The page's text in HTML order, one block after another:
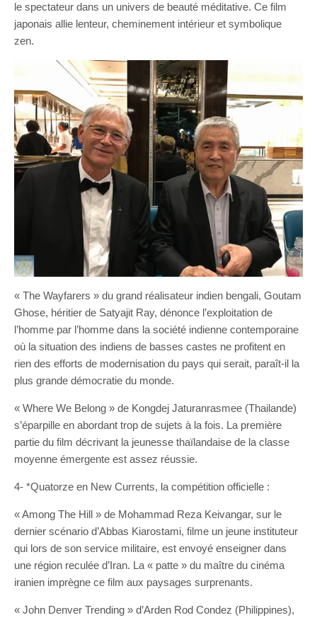
le spectateur dans un univers de beauté méditative. Ce film
japonais allie lenteur, cheminement intérieur et symbolique
zen.
« The Wayfarers » du grand réalisateur indien bengali, Goutam
Ghose, héritier de Satyajit Ray, dénonce l’exploitation de
l’homme par l’homme dans la société indienne contemporaine
où la situation des indiens de basses castes ne profitent en
rien des efforts de modernisation du pays qui serait, paraît-il la
plus grande démocratie du monde.
« Where We Belong » de Kongdej Jaturanrasmee (Thailande)
s’éparpille en abordant trop de sujets à la fois. La première
partie du film décrivant la jeunesse thaïlandaise de la classe
moyenne émergente est assez réussie.
4- *Quatorze en New Currents, la compétition officielle :
« Among The Hill » de Mohammad Reza Keivangar, sur le
dernier scénario d’Abbas Kiarostami, filme un jeune instituteur
qui lors de son service militaire, est envoyé enseigner dans
une région reculée d’Iran. La « patte » du maître du cinéma
iranien imprègne ce film aux paysages surprenants.
« John Denver Trending » d’Arden Rod Condez (Philippines),